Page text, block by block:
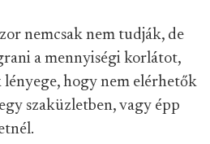
nemcsak nem tudják, de
a mennyiségi korlátot,
hogy nem elérhetők
szaküzletben, vagy épp